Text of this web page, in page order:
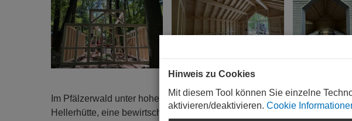
Im Pfälzerwald unter hohen Buchen- und Eichenbäumen steht die neue
Hellerhütte, eine bewirtschaftete Hütte des Pfälzerwald-Vereins,
Hinweis zu Cookies
Mit diesem Tool können Sie einzelne
aktivieren/deaktivieren. Cookie